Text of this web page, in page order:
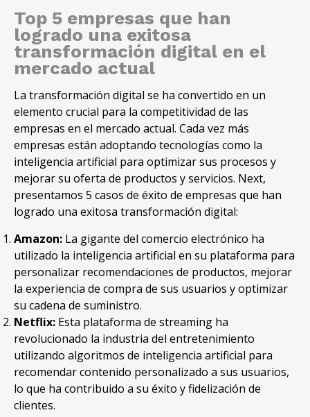
Top 5 empresas que han
logrado una exitosa
transformación digital en el
mercado actual
La transformación digital se ha convertido en un
elemento crucial para la competitividad de las
empresas en el mercado actual. Cada vez más
empresas están adoptando tecnologías como la
inteligencia artificial para optimizar sus procesos y
mejorar su oferta de productos y servicios. Next,
presentamos 5 casos de éxito de empresas que han
logrado una exitosa transformación digital:
Amazon: La gigante del comercio electrónico ha
utilizado la inteligencia artificial en su plataforma para
personalizar recomendaciones de productos, mejorar
la experiencia de compra de sus usuarios y optimizar
su cadena de suministro.
Netflix: Esta plataforma de streaming ha
revolucionado la industria del entretenimiento
utilizando algoritmos de inteligencia artificial para
recomendar contenido personalizado a sus usuarios,
lo que ha contribuido a su éxito y fidelización de
clientes.